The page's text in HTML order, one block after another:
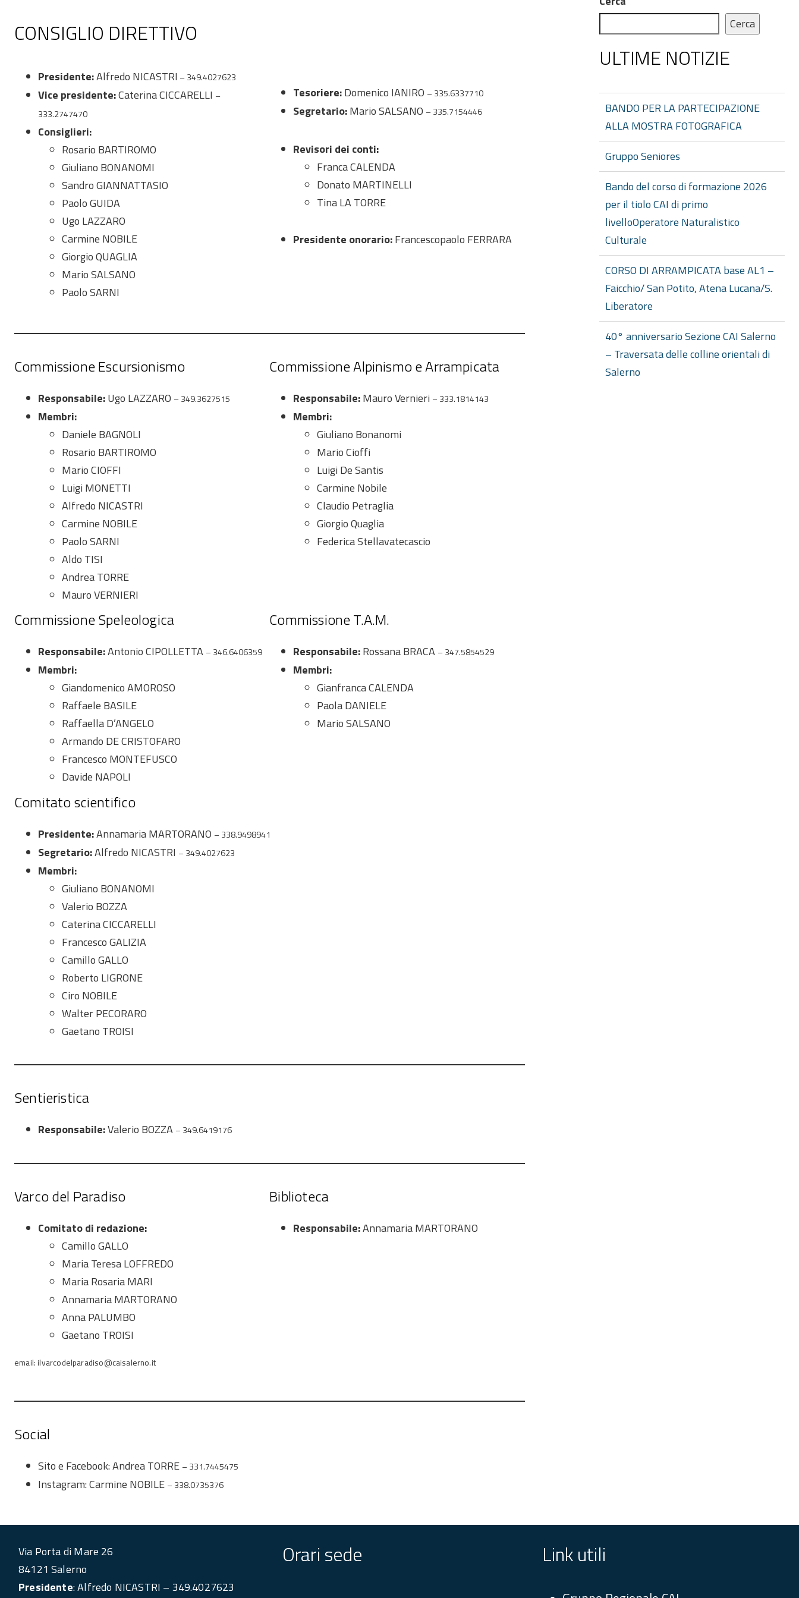
CONSIGLIO DIRETTIVO
Presidente:Alfredo NICASTRI – 349.4027623
Vice presidente:Caterina CICCARELLI –
333.2747470
Consiglieri:
Rosario BARTIROMO
Giuliano BONANOMI
Sandro GIANNATTASIO
Paolo GUIDA
Ugo LAZZARO
Carmine NOBILE
Giorgio QUAGLIA
Mario SALSANO
Paolo SARNI
Tesoriere:Domenico IANIRO – 335.6337710
Segretario:Mario SALSANO – 335.7154446
Revisori dei conti:
Franca CALENDA
Donato MARTINELLI
Tina LA TORRE
Presidente onorario:Francescopaolo FERRARA
Commissione Escursionismo
Responsabile:Ugo LAZZARO – 349.3627515
Membri:
Daniele BAGNOLI
Rosario BARTIROMO
Mario CIOFFI
Luigi MONETTI
Alfredo NICASTRI
Carmine NOBILE
Paolo SARNI
Aldo TISI
Andrea TORRE
Mauro VERNIERI
Commissione Alpinismo e Arrampicata
Responsabile:Mauro Vernieri – 333.1814143
Membri:
Giuliano Bonanomi
Mario Cioffi
Luigi De Santis
Carmine Nobile
Claudio Petraglia
Giorgio Quaglia
Federica Stellavatecascio
Commissione Speleologica
Responsabile:Antonio CIPOLLETTA – 346.6406359
Membri:
Giandomenico AMOROSO
Raffaele BASILE
Raffaella D’ANGELO
Armando DE CRISTOFARO
Francesco MONTEFUSCO
Davide NAPOLI
Commissione T.A.M.
Responsabile:Rossana BRACA – 347.5854529
Membri:
Gianfranca CALENDA
Paola DANIELE
Mario SALSANO
Comitato scientifico
Presidente:Annamaria MARTORANO – 338.9498941
Segretario:Alfredo NICASTRI – 349.4027623
Membri:
Giuliano BONANOMI
Valerio BOZZA
Caterina CICCARELLI
Francesco GALIZIA
Camillo GALLO
Roberto LIGRONE
Ciro NOBILE
Walter PECORARO
Gaetano TROISI
Sentieristica
Responsabile:Valerio BOZZA – 349.6419176
Varco del Paradiso
Comitato di redazione:
Camillo GALLO
Maria Teresa LOFFREDO
Maria Rosaria MARI
Annamaria MARTORANO
Anna PALUMBO
Gaetano TROISI
email: ilvarcodelparadiso@caisalerno.it
Biblioteca
Responsabile:Annamaria MARTORANO
Social
Sito e Facebook: Andrea TORRE – 331.7445475
Instagram: Carmine NOBILE – 338.0735376
Cerca
ULTIME NOTIZIE
BANDO PER LA PARTECIPAZIONE
ALLA MOSTRA FOTOGRAFICA
Gruppo Seniores
Bando del corso di formazione 2026
per il tiolo CAI di primo
livelloOperatore Naturalistico
Culturale
CORSO DI ARRAMPICATA base AL1 –
Faicchio/ San Potito, Atena Lucana/S.
Liberatore
40° anniversario Sezione CAI Salerno
– Traversata delle colline orientali di
Salerno
Via Porta di Mare 26
84121 Salerno
Presidente: Alfredo NICASTRI – 349.4027623
Orari sede Link utili